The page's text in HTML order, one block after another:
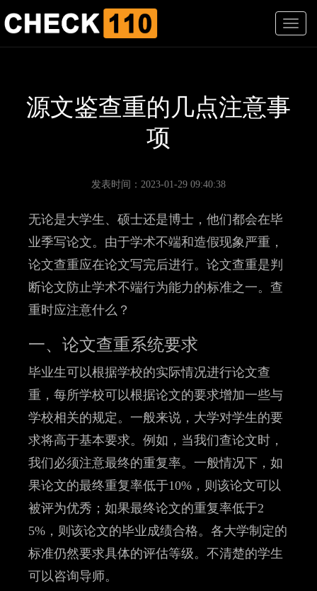
T
o
源文鉴查重的几点注意事
项
发表时间：2023-01-29 09:40:38
无论是大学生、硕士还是博士，他们都会在毕
业季写论文。由于学术不端和造假现象严重，
论文查重应在论文写完后进行。论文查重是判
断论文防止学术不端行为能力的标准之一。查
重时应注意什么？
一、论文查重系统要求
毕业生可以根据学校的实际情况进行论文查
重，每所学校可以根据论文的要求增加一些与
学校相关的规定。一般来说，大学对学生的要
求将高于基本要求。例如，当我们查论文时，
我们必须注意最终的重复率。一般情况下，如
果论文的最终重复率低于10%，则该论文可以
被评为优秀；如果最终论文的重复率低于2
5%，则该论文的毕业成绩合格。各大学制定的
标准仍然要求具体的评估等级。不清楚的学生
可以咨询导师。